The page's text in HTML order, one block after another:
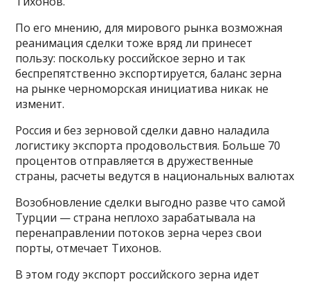
По его мнению, для мирового рынка возможная
реанимация сделки тоже вряд ли принесет
пользу: поскольку российское зерно и так
беспрепятственно экспортируется, баланс зерна
на рынке черноморская инициатива никак не
изменит.
Россия и без зерновой сделки давно наладила
логистику экспорта продовольствия. Больше 70
процентов отправляется в дружественные
страны, расчеты ведутся в национальных валютах
Возобновление сделки выгодно разве что самой
Турции — страна неплохо зарабатывала на
перенаправлении потоков зерна через свои
порты, отмечает Тихонов.
В этом году экспорт российского зерна идет